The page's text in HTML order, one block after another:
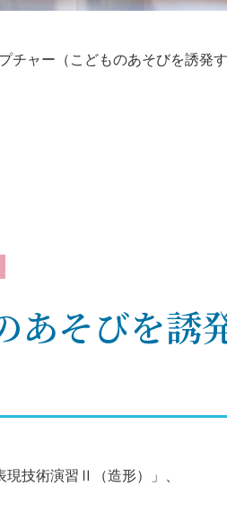
チャー（こどものあそびを誘発
あそびを誘
技術演習Ⅱ（造形）」、